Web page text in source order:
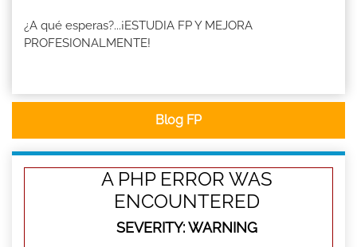
¿A qué esperas?...¡ESTUDIA FP Y MEJORA
PROFESIONALMENTE!
Blog FP
A PHP ERROR WAS
ENCOUNTERED
SEVERITY: WARNING